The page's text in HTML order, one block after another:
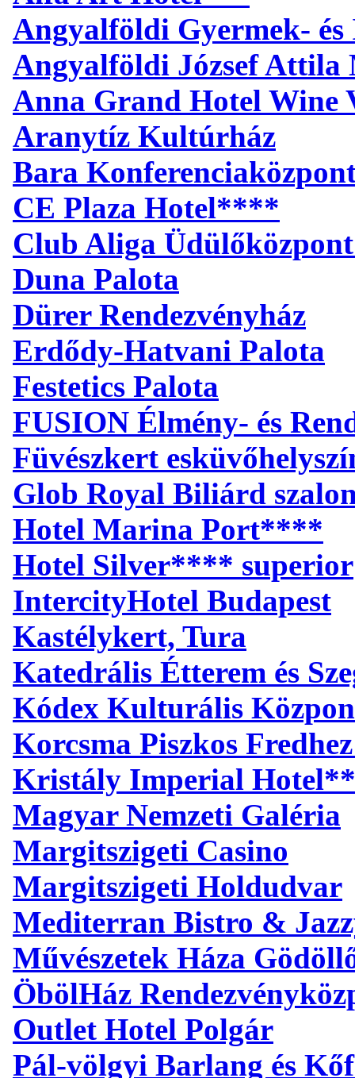
Angyalföldi Gyermek-
Angyalföldi József Attila
Anna Grand Hotel Wine
Aranytíz Kultúrház
Bara
CE Plaza Hotel****
Club Aliga Üdülőközpont
Duna Palota
Dürer Rendezvényház
Erdődy-Hatvani Palota
Festetics Palota
FUSION Élmény- és
Füvészkert
Glob Royal Biliárd
Hotel Marina Port****
Hotel Silver**** superior
IntercityHotel Budapest
Kastélykert, Tura
Katedrális Étterem és
Kódex Kulturális
Korcsma Piszkos
Kristály Imperial
Magyar Nemzeti Galéria
Margitszigeti Casino
Margitszigeti Holdudvar
Mediterran Bistro &
Művészetek Háza
ÖbölHáz
Outlet Hotel Polgár
Pál-völgyi Barlang és